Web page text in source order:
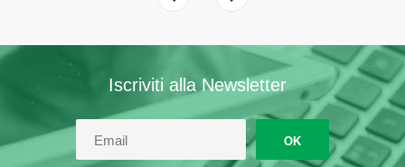
Iscriviti alla Newsletter
OK